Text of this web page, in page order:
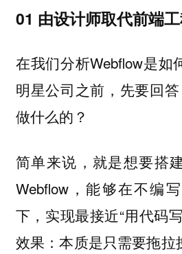
01 由设计师取代前端
在我们分析Webflow是如
明星公司之前，先要回
做什么的？
简单来说，就是想要搭
Webflow，能够在不编
下，实现最接近“用代码
效果：本质是只需要拖拉